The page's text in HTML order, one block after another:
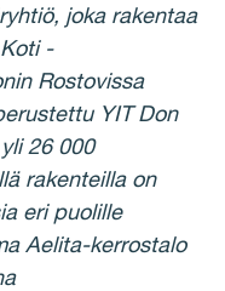
joka rakentaa
-
Rostovissa
YIT Don
26 000
rakenteilla on
eri puolille
Aelita-kerrostalo